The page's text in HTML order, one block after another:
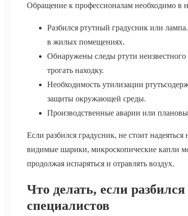
Обращение к профессионалам необходимо в
Разбился ртутный градусник или
в жилых помещениях.
Обнаружены следы ртути неизвестного
трогать находку.
Необходимость утилизации
защиты окружающей среды.
Производственные аварии или
Если разбился градусник, не стоит
видимые шарики, микроскопические капли
продолжая испаряться и отравлять воздух.
Что делать, если
специалистов